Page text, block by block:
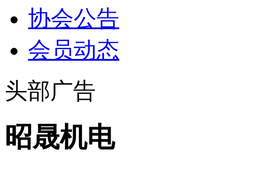
协会公告
会员动态
头部广告
昭晟机电